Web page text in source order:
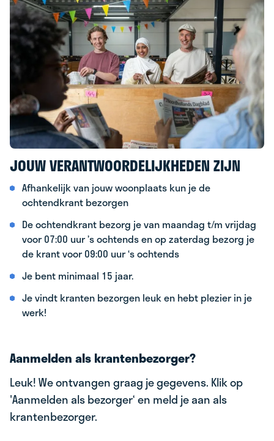
JOUW VERANTWOORDELIJKHEDEN ZIJN
Afhankelijk van jouw woonplaats kun je de
ochtendkrant bezorgen
De ochtendkrant bezorg je van maandag t/m vrijdag
voor 07:00 uur ’s ochtends en op zaterdag bezorg je
de krant voor 09:00 uur ‘s ochtends
Je bent minimaal 15 jaar.
Je vindt kranten bezorgen leuk en hebt plezier in je
werk!
Aanmelden als krantenbezorger?
Leuk! We ontvangen graag je gegevens. Klik op
'Aanmelden als bezorger‘ en meld je aan als
krantenbezorger.